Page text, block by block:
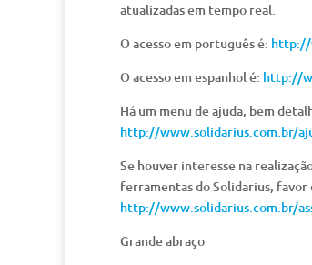
atualizadas em tempo real.
O acesso em português é: http://
O acesso em espanhol é: http://
Há um menu de ajuda, bem
http://www.solidarius.com.br/
Se houver interesse na
ferramentas do Solidarius,
http://www.solidarius.com.br/
Grande abraço